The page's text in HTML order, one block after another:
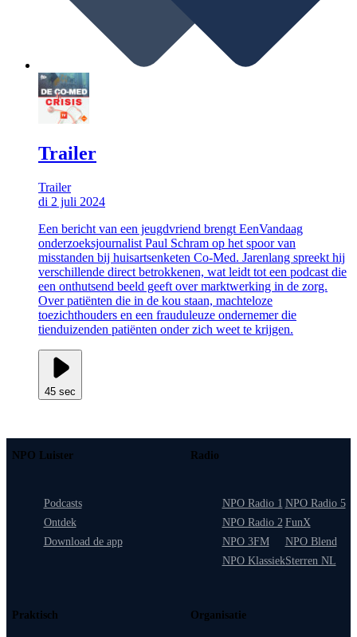
Trailer
Trailer
di 2 juli 2024
Een bericht van een jeugdvriend brengt EenVandaag
onderzoeksjournalist Paul Schram op het spoor van
misstanden bij huisartsenketen Co-Med. Jarenlang spreekt hij
verschillende direct betrokkenen, wat leidt tot een podcast die
een onthutsend beeld geeft over marktwerking in de zorg.
Over patiënten die in de kou staan, machteloze
toezichthouders en een frauduleuze ondernemer die
tienduizenden patiënten onder zich weet te krijgen.
45 sec
NPO Luister
Podcasts
Ontdek
Download de app
Radio
NPO Radio 1
NPO Radio 2
NPO 3FM
NPO Klassiek
NPO Radio 5
FunX
NPO Blend
Sterren NL
Praktisch Organisatie